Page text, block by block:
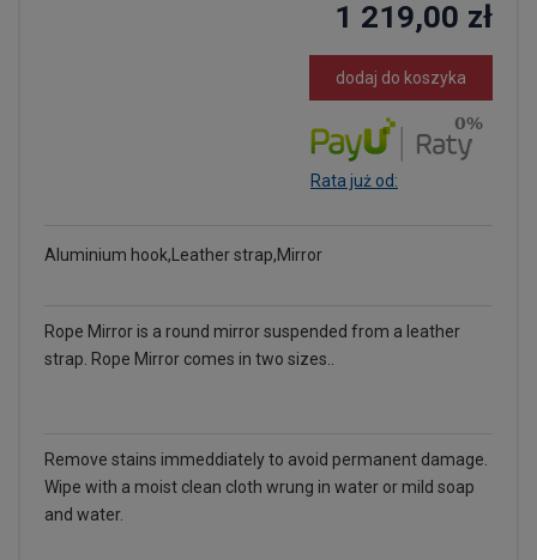
1 219,00 zł
dodaj do koszyka
Rata już od:
Aluminium hook,Leather strap,Mirror
Rope Mirror is a round mirror suspended from a leather
strap. Rope Mirror comes in two sizes..
Remove stains immeddiately to avoid permanent damage.
Wipe with a moist clean cloth wrung in water or mild soap
and water.